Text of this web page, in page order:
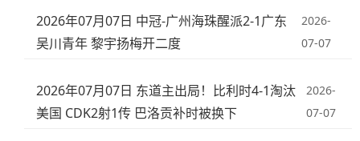
2026年07月07日 中冠-广州海珠醒派2-1广东
吴川青年 黎宇扬梅开二度
2026-
07-07
2026年07月07日 东道主出局！比利时4-1淘汰
美国 CDK2射1传 巴洛贡补时被换下
2026-
07-07